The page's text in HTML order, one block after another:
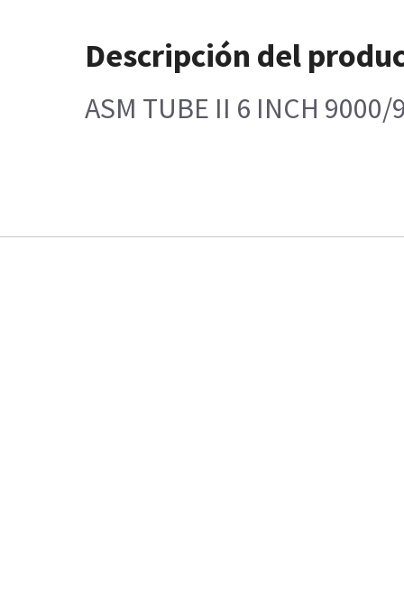
Descripción del
ASM TUBE II 6 INCH 9000/